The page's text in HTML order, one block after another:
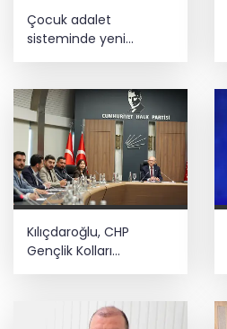
Çocuk adalet
sisteminde yeni
Kılıçdaroğlu, CHP
Gençlik Kolları
yönetimiyle buluştu